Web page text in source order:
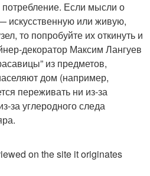
потребление. Если мысли о
искусственную или живую,
то попробуйте их откинуть и
декоратор Максим Лангуев
из предметов,
дом (например,
переживать ни из-за
за углеродного следа
on the site it originates